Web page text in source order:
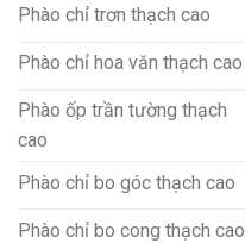
Phào chỉ trơn thạch cao
Phào chỉ hoa văn thạch cao
Phào ốp trần tường thạch
cao
Phào chỉ bo góc thạch cao
Phào chỉ bo cong thạch cao